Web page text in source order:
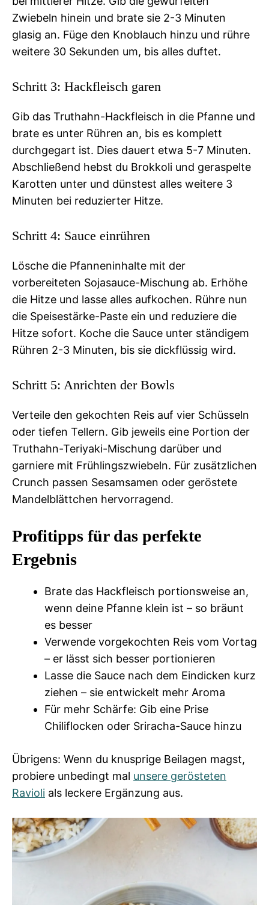
Zwiebeln hinein und brate sie 2-3 Minuten
glasig an. Füge den Knoblauch hinzu und rühre
weitere 30 Sekunden um, bis alles duftet.
Schritt 3: Hackfleisch garen
Gib das Truthahn-Hackfleisch in die Pfanne und
brate es unter Rühren an, bis es komplett
durchgegart ist. Dies dauert etwa 5-7 Minuten.
Abschließend hebst du Brokkoli und geraspelte
Karotten unter und dünstest alles weitere 3
Minuten bei reduzierter Hitze.
Schritt 4: Sauce einrühren
Lösche die Pfanneninhalte mit der
vorbereiteten Sojasauce-Mischung ab. Erhöhe
die Hitze und lasse alles aufkochen. Rühre nun
die Speisestärke-Paste ein und reduziere die
Hitze sofort. Koche die Sauce unter ständigem
Rühren 2-3 Minuten, bis sie dickflüssig wird.
Schritt 5: Anrichten der Bowls
Verteile den gekochten Reis auf vier Schüsseln
oder tiefen Tellern. Gib jeweils eine Portion der
Truthahn-Teriyaki-Mischung darüber und
garniere mit Frühlingszwiebeln. Für zusätzlichen
Crunch passen Sesamsamen oder geröstete
Mandelblättchen hervorragend.
Profitipps für das perfekte
Ergebnis
Brate das Hackfleisch portionsweise an,
wenn deine Pfanne klein ist – so bräunt
es besser
Verwende vorgekochten Reis vom Vortag
– er lässt sich besser portionieren
Lasse die Sauce nach dem Eindicken kurz
ziehen – sie entwickelt mehr Aroma
Für mehr Schärfe: Gib eine Prise
Chiliflocken oder Sriracha-Sauce hinzu
Übrigens: Wenn du knusprige Beilagen magst,
probiere unbedingt mal unsere gerösteten
Ravioli als leckere Ergänzung aus.